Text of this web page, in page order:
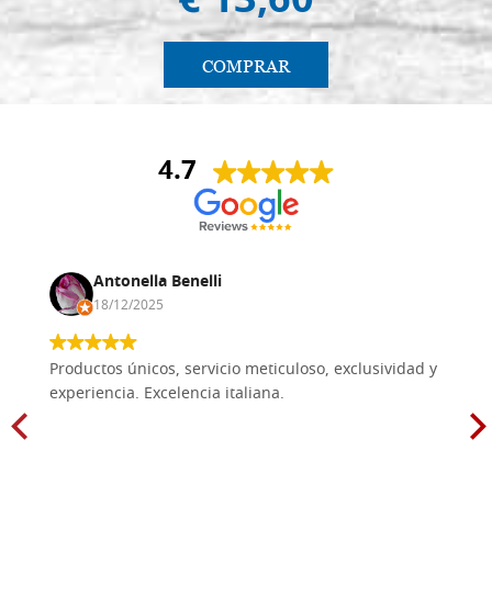
COMPRAR
4.7
Antonella Benelli
18/12/2025
Productos únicos, servicio meticuloso, exclusividad y
experiencia. Excelencia italiana.